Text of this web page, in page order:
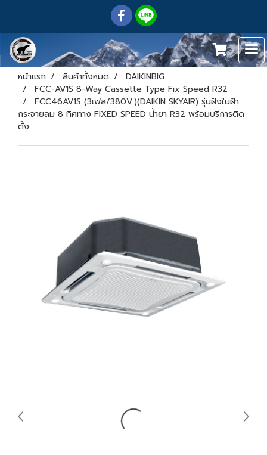
หน้าแรก สินค้าทั้งหมด
DAIKINBIG
FCC-AV1S 8-Way Cassette Type Fix Speed R32
FCC46AV1S (3เฟส/380V.)(DAIKIN SKYAIR) รุ่นฝังในฝ้า
กระจายลม 8 ทิศทาง FIXED SPEED น้ำยา R32 พร้อมบริการติด
ตั้ง